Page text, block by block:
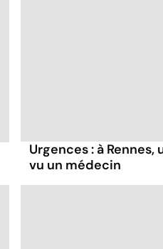
Urgences : à
vu un médecin